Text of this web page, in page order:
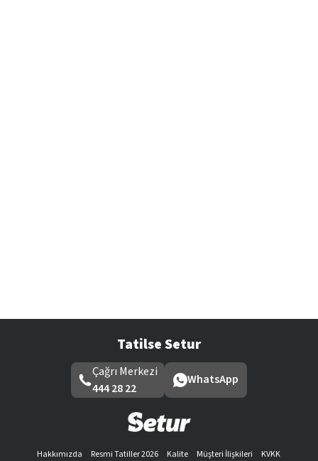
Tatilse Setur
Çağrı Merkezi
444 28 22
WhatsApp
Hakkımızda Resmi Tatiller 2026 Kalite Müşteri İlişkileri
KVKK